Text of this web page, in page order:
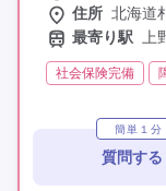
住所 北海道
最寄り駅 上
社会保険完備
夜勤なし
交通費支給
簡単１分
質問する